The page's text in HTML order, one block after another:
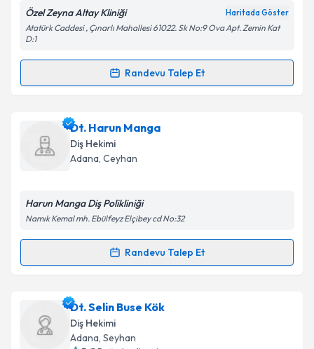
Kişisel verilerimin işlenmesine ilişkin
Aydınlatma
Metni'ni okudum ve kişisel verilerimin belirtilen
Takvim Talebini Gönder
Özel Zeyna Altay Kliniği Haritada Göster
Atatürk Caddesi , Çınarlı Mahallesi 61022. Sk No:9 Ova Apt. Zemin Kat
D:1
Randevu Talep Et
Randevu Takvimi Talebi
Dt. Zeyna Altay için randevu takvimi talebi oluşturun.
Size bu uzmandan randevu almanız için bir takvim
hazırlandığında e-posta ile bilgilendireceğiz.
Kişisel verilerimin işlenmesine ilişkin
Metni'ni okudum ve kişisel verilerimin belirtilen
Takvim Talebini Gönder
Dt. Harun Manga
Diş Hekimi
Adana, Ceyhan
Harun Manga Diş Polikliniği
Namık Kemal mh. Ebülfeyz Elçibey cd No:32
Randevu Talep Et
Randevu Takvimi Talebi
Dt. Harun Mangaiçin randevu takvimi talebi
oluşturun. Size bu uzmandan randevu almanız için bir
takvim hazırlandığında e-posta ile bilgilendireceğiz.
Dt. Selin Buse Kök
Diş Hekimi
Adana, Seyhan